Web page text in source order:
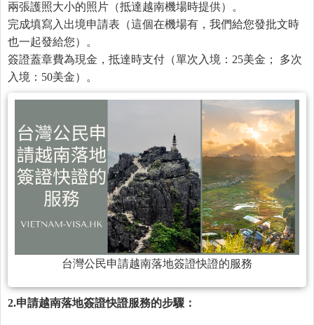
兩張護照大小的照片（抵達越南機場時提供）。
完成填寫入出境申請表（這個在機場有，我們給您發批文時
也一起發給您）。
簽證蓋章費為現金，抵達時支付（單次入境：25美金； 多次
入境：50美金）。
台灣公民申請越南落地簽證快證的服務
2.申請越南落地簽證快證服務的步驟：